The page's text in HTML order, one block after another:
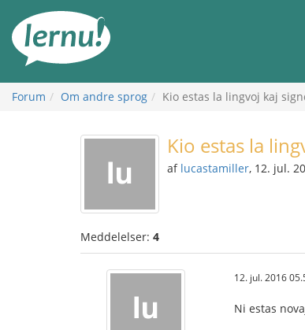
indholdet
Forum Om andre sprog Kio estas la lingvoj kaj
Kio estas la
af lucastamiller, 12. jul.
Meddelelser: 4
12. jul. 2016
Ni estas